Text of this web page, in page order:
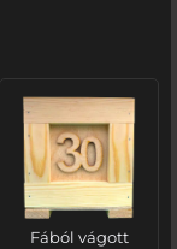
Fából vágott